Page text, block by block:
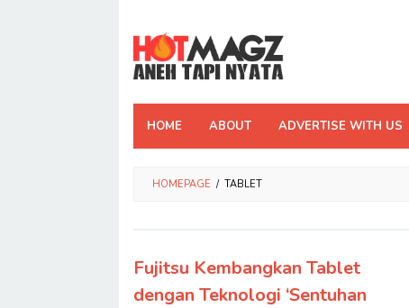
content
HOME ABOUT ADVERTISE WITH US
HOMEPAGE / TABLET
Fujitsu Kembangkan Tablet
dengan Teknologi ‘Sentuhan